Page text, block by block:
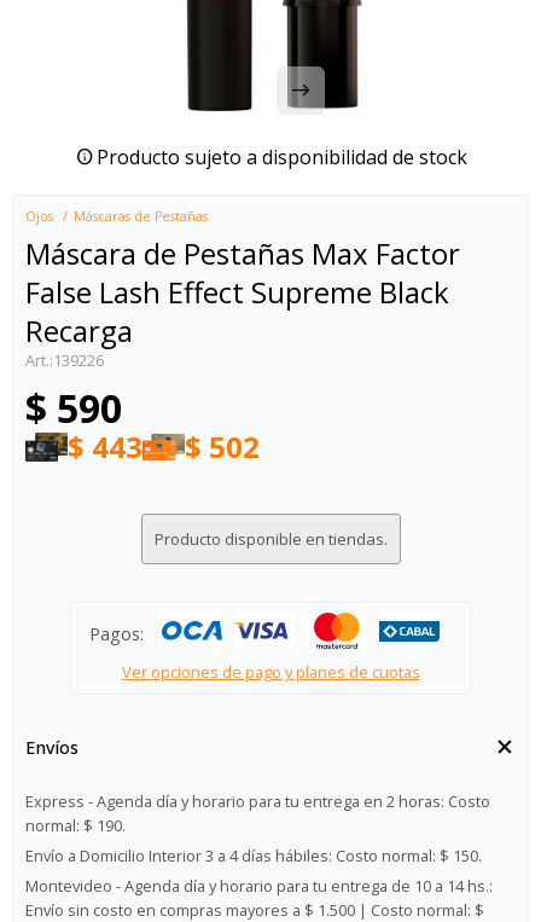
Producto sujeto a disponibilidad de stock
Ojos Máscaras de Pestañas
Máscara de Pestañas Max Factor
False Lash Effect Supreme Black
Recarga
139226
$ 590
$ 443 $ 502
Producto disponible en tiendas.
Pagos:
Ver opciones de pago y planes de cuotas
Envíos
Express - Agenda día y horario para tu entrega en 2 horas: Costo
normal: $ 190.
Envío a Domicilio Interior 3 a 4 días hábiles: Costo normal: $ 150.
Montevideo - Agenda día y horario para tu entrega de 10 a 14 hs.:
Envío sin costo en compras mayores a $ 1.500 | Costo normal: $